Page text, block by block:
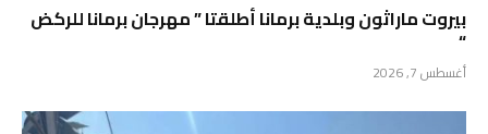
بيروت ماراثون وبلدية برمانا أطلقتا ” مهرجان برمانا للركض
“
أغسطس 7, 2026